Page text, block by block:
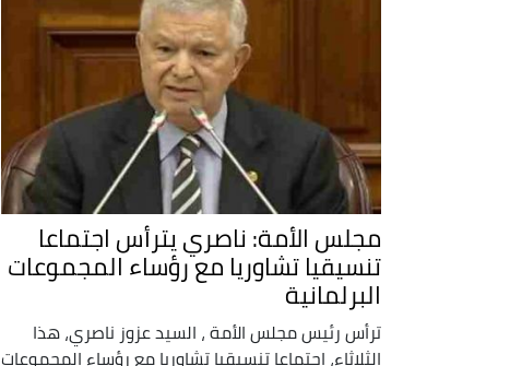
مجلس الأمة: ناصري يترأس اجتماعا
تنسيقيا تشاوريا مع رؤساء المجموعات
البرلمانية
ترأس رئيس مجلس الأمة ، السيد عزوز ناصري، هذا
الثلاثاء، اجتماعا تنسيقيا تشاوريا مع رؤساء المجموعات